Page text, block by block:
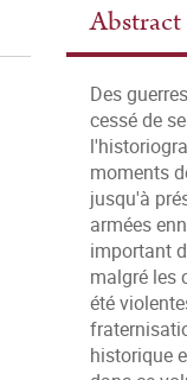
Abstract
Des
cessé de
moments
jusqu'à
armées
important
malgré les
été
historique